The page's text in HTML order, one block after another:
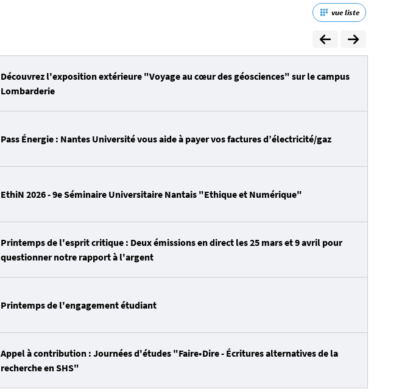
vue liste
Découvrez l'exposition extérieure "Voyage au cœur des géosciences" sur le campus
Lombarderie
Pass Énergie : Nantes Université vous aide à payer vos factures d’électricité/gaz
EthiN 2026 - 9e Séminaire Universitaire Nantais "Ethique et Numérique"
Printemps de l'esprit critique : Deux émissions en direct les 25 mars et 9 avril pour
questionner notre rapport à l'argent
Printemps de l'engagement étudiant
Appel à contribution : Journées d'études "Faire•Dire - Écritures alternatives de la
recherche en SHS"